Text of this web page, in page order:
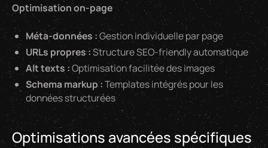
Optimisation on-page
Méta-données :Gestion individuelle par page
URLs propres :Structure SEO-friendly automatique
Alt texts :Optimisation facilitée des images
Schema markup :Templates intégrés pour les
données structurées
Optimisations avancées spécifiques